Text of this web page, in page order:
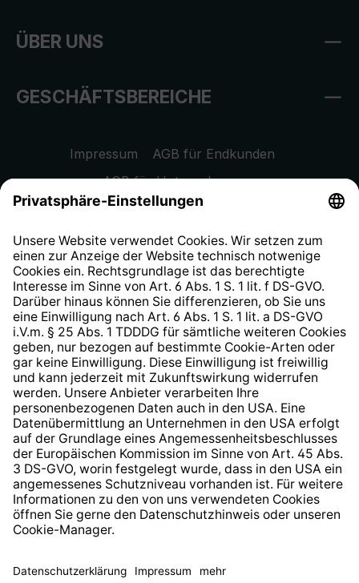
ÜBER UNS
GESCHÄFTSBEREICHE
Impressum
AGB für Endkunden
AGB für Unternehmen
Datenschutzhinweis
Widerrufsrecht
Hinweisgeberschutzsystem
Barrierefreiheit
* Alle Preise inkl. gesetzl. Mehrwertsteuer zzgl.
anders angegeben.